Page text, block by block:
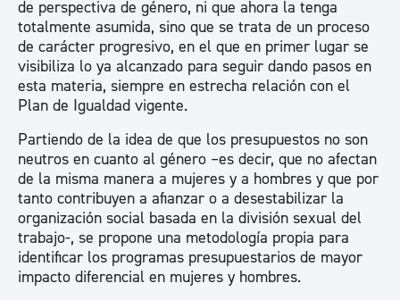
de perspectiva de género, ni que ahora la tenga
totalmente asumida, sino que se trata de un proceso
de carácter progresivo, en el que en primer lugar se
visibiliza lo ya alcanzado para seguir dando pasos en
esta materia, siempre en estrecha relación con el
Plan de Igualdad vigente.
Partiendo de la idea de que los presupuestos no son
neutros en cuanto al género –es decir, que no afectan
de la misma manera a mujeres y a hombres y que por
tanto contribuyen a afianzar o a desestabilizar la
organización social basada en la división sexual del
trabajo-, se propone una metodología propia para
identificar los programas presupuestarios de mayor
impacto diferencial en mujeres y hombres.